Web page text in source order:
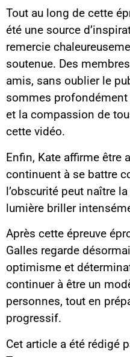
Tout au long de cette
été une source
remercie
soutenue. Des
amis, sans oublier le
sommes
et la compassion de
cette vidéo.
Enfin, Kate affirme être
continuent à se battre
l’obscurité peut naître
lumière briller
Après cette épreuve
Galles regarde
optimisme et
continuer à être un
personnes, tout en
progressif.
Cet article a été rédigé